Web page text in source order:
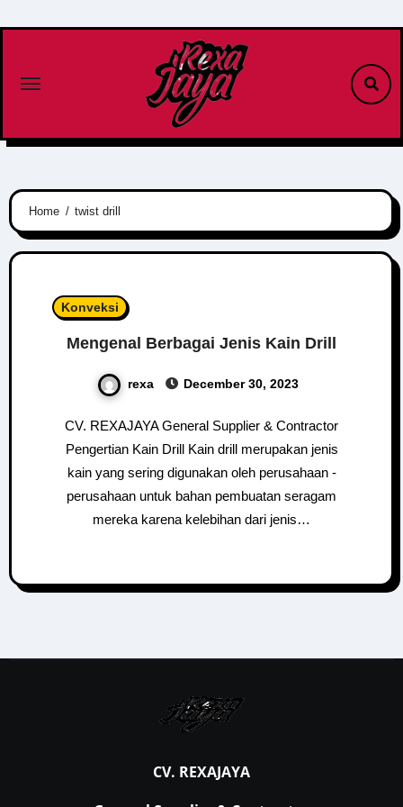
Home twist drill
Konveksi
Mengenal Berbagai Jenis Kain Drill
rexa December 30, 2023
CV. REXAJAYA General Supplier & Contractor
Pengertian Kain Drill Kain drill merupakan jenis
kain yang sering digunakan oleh perusahaan -
perusahaan untuk bahan pembuatan seragam
mereka karena kelebihan dari jenis…
CV. REXAJAYA